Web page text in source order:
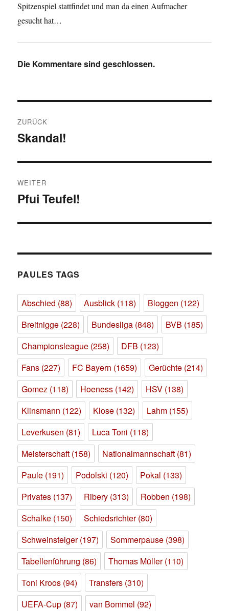
Spitzenspiel stattfindet und man da einen Aufmacher
gesucht hat…
Die Kommentare sind geschlossen.
ZURÜCK
Vorheriger
Skandal!
WEITER
Nächster
Pfui Teufel!
PAULES TAGS
Abschied (88) Ausblick (118) Bloggen (122)
Breitnigge (228) Bundesliga (848) BVB (185)
Championsleague (258) DFB (123)
Fans (227) FC Bayern (1659) Gerüchte (214)
Gomez (118) Hoeness (142) HSV (138)
Klinsmann (122) Klose (132) Lahm (155)
Leverkusen (81) Luca Toni (118)
Meisterschaft (158) Nationalmannschaft (81)
Paule (191) Podolski (120) Pokal (133)
Privates (137) Ribery (313) Robben (198)
Schalke (150) Schiedsrichter(80)
Schweinsteiger(197) Sommerpause (398)
Tabellenführung (86) Thomas Müller(110)
Toni Kroos (94) Transfers (310)
UEFA-Cup (87) van Bommel (92)